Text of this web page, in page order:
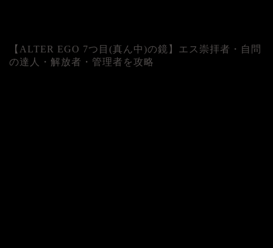
【ALTER EGO 7つ目(真ん中)の鏡】エス崇拝者・自問
の達人・解放者・管理者を攻略